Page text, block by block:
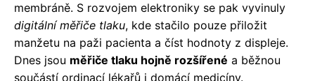
membráně. S rozvojem elektroniky se pak vyvinuly
digitální měřiče tlaku, kde stačilo pouze přiložit
manžetu na paži pacienta a číst hodnoty z displeje.
Dnes jsou měřiče tlaku hojně rozšířené a běžnou
součástí ordinací lékařů i domácí medicíny.